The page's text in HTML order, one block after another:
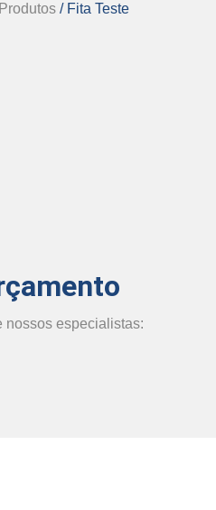
/ Fita Teste
nossos especialistas: